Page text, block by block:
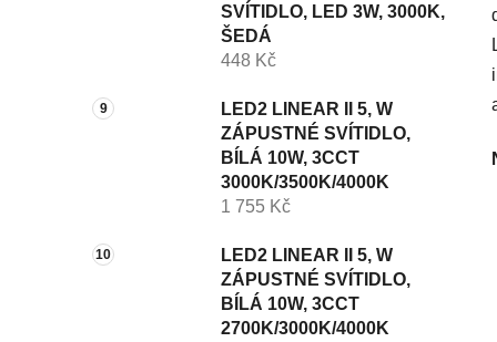
SVÍTIDLO, LED 3W, 3000K,
ŠEDÁ
448 Kč
LED2 LINEAR II 5, W
ZÁPUSTNÉ SVÍTIDLO,
BÍLÁ 10W, 3CCT
3000K/3500K/4000K
1 755 Kč
LED2 LINEAR II 5, W
ZÁPUSTNÉ SVÍTIDLO,
BÍLÁ 10W, 3CCT
2700K/3000K/4000K